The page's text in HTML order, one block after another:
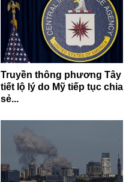
Truyền thông phương Tây
tiết lộ lý do Mỹ tiếp tục chia
sẻ...